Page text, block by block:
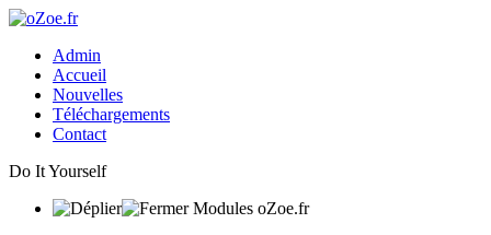
Admin
Accueil
Nouvelles
Téléchargements
Contact
Do It Yourself
Modules oZoe.fr